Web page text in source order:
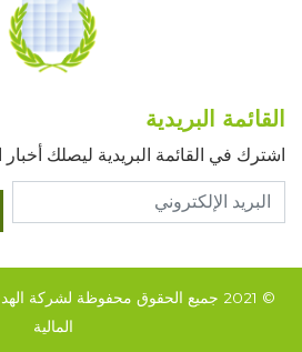
القائمة البريدية
اشترك في القائمة البريدية ليصلك أخبار
© 2021 جميع الحقوق محفوظة لشركة
المالية